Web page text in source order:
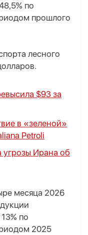
по
прошлого
лесного
$93 за
в «зеленой»
Petroli
угрозы Ирана об
месяца 2026
по
2025